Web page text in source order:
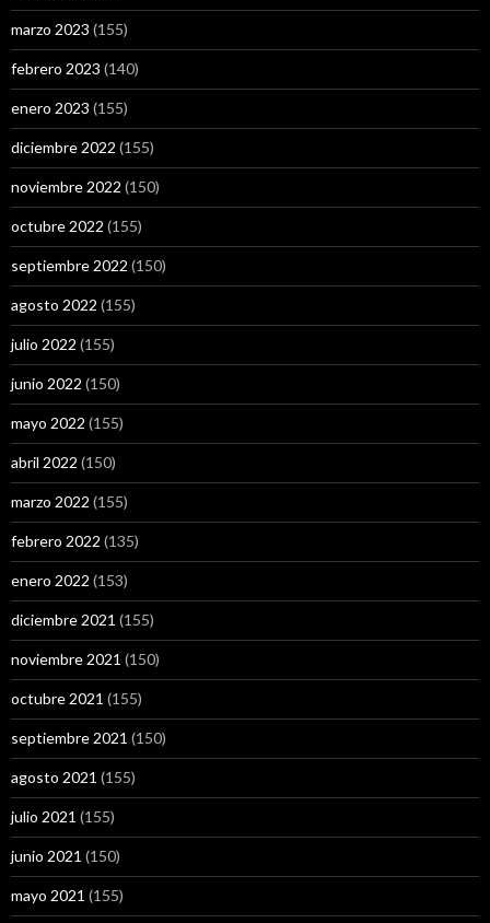
marzo 2023 (155)
febrero 2023 (140)
enero 2023 (155)
diciembre 2022 (155)
noviembre 2022 (150)
octubre 2022 (155)
septiembre 2022 (150)
agosto 2022 (155)
julio 2022 (155)
junio 2022 (150)
mayo 2022 (155)
abril 2022 (150)
marzo 2022 (155)
febrero 2022 (135)
enero 2022 (153)
diciembre 2021 (155)
noviembre 2021 (150)
octubre 2021 (155)
septiembre 2021 (150)
agosto 2021 (155)
julio 2021 (155)
junio 2021 (150)
mayo 2021 (155)